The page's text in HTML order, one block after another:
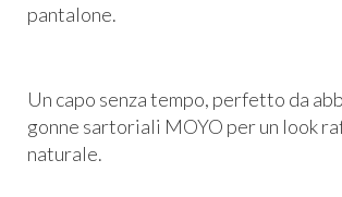
pantalone.
Un capo senza tempo, perfetto da
gonne sartoriali MOYO per un look
naturale.